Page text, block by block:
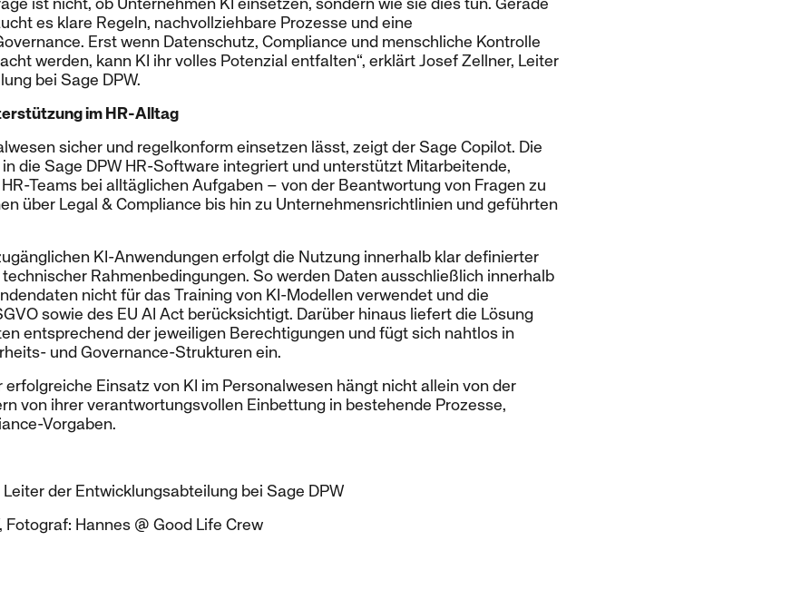
es klare Regeln, nachvollziehbare Prozesse und eine
Erst wenn Datenschutz, Compliance und menschliche Kontrolle
werden, kann KI ihr volles Potenzial entfalten“, erklärt Josef Zellner, Leiter
bei Sage DPW.
im HR-Alltag
sicher und regelkonform einsetzen lässt, zeigt der Sage Copilot. Die
die Sage DPW HR-Software integriert und unterstützt Mitarbeitende,
Teams bei alltäglichen Aufgaben – von der Beantwortung von Fragen zu
über Legal & Compliance bis hin zu Unternehmensrichtlinien und geführten
KI-Anwendungen erfolgt die Nutzung innerhalb klar definierter
Rahmenbedingungen. So werden Daten ausschließlich innerhalb
nicht für das Training von KI-Modellen verwendet und die
sowie des EU AI Act berücksichtigt. Darüber hinaus liefert die Lösung
entsprechend der jeweiligen Berechtigungen und fügt sich nahtlos in
und Governance-Strukturen ein.
erfolgreiche Einsatz von KI im Personalwesen hängt nicht allein von der
von ihrer verantwortungsvollen Einbettung in bestehende Prozesse,
Vorgaben.
der Entwicklungsabteilung bei Sage DPW
Fotograf: Hannes @ Good Life Crew